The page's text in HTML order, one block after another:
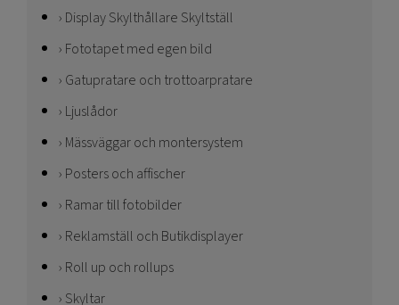
Display Skylthållare Skyltställ
Fototapet med egen bild
Gatupratare och trottoarpratare
Ljuslådor
Mässväggar och montersystem
Posters och affischer
Ramar till fotobilder
Reklamställ och Butikdisplayer
Roll up och rollups
Skyltar